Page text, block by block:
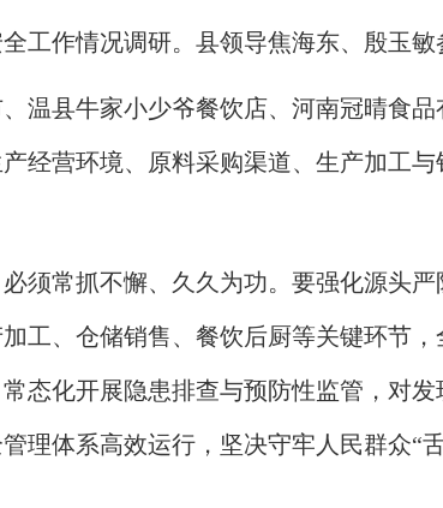
工作情况调研。县领导焦海东、殷玉敏
温县牛家小少爷餐饮店、河南冠晴食
经营环境、原料采购渠道、生产加工
须常抓不懈、久久为功。要强化源头
工、仓储销售、餐饮后厨等关键环节
态化开展隐患排查与预防性监管，对
理体系高效运行，坚决守牢人民群众“舌